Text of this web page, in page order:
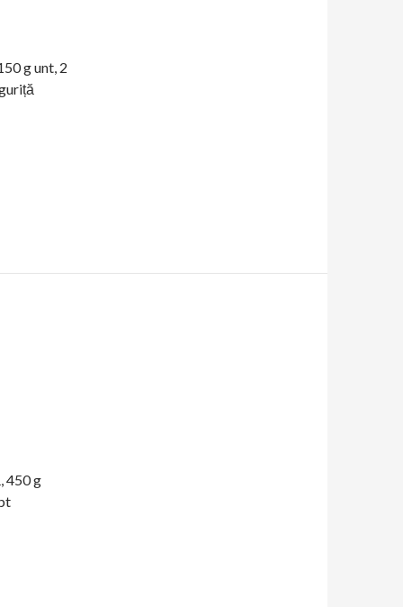
g unt, 2
450 g